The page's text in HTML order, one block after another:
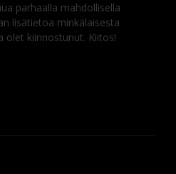
parhaalla mahdollisella
lisätietoa minkälaisesta
kiinnostunut. Kiitos!